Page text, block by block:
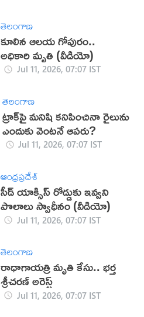
తెలంగాణ
కూలిన ఆలయ గోపురం..
అధికారి మృతి (వీడియో)
Jul 11, 2026, 07:07 IST
తెలంగాణ
ట్రాక్‌పై మనిషి కనిపించినా రైలును
ఎందుకు వెంటనే ఆపరు?
Jul 11, 2026, 07:07 IST
ఆంధ్రప్రదేశ్
సీడ్ యాక్సిస్ రోడ్డుకు ఇవ్వని
పొలాలు స్వాధీనం (వీడియో)
Jul 11, 2026, 07:07 IST
తెలంగాణ
రాధాగాయత్రి మృతి కేసు.. భర్త
శ్రీచరణ్ అరెస్ట్
Jul 11, 2026, 07:07 IST